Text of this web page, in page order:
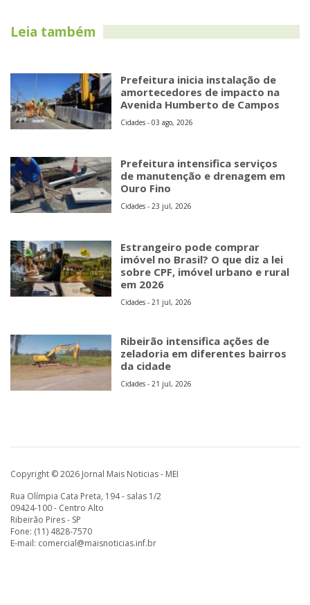
Leia também
Prefeitura inicia instalação de
amortecedores de impacto na
Avenida Humberto de Campos
Cidades - 03 ago, 2026
Prefeitura intensifica serviços
de manutenção e drenagem em
Ouro Fino
Cidades - 23 jul, 2026
Estrangeiro pode comprar
imóvel no Brasil? O que diz a lei
sobre CPF, imóvel urbano e rural
em 2026
Cidades - 21 jul, 2026
Ribeirão intensifica ações de
zeladoria em diferentes bairros
da cidade
Cidades - 21 jul, 2026
Copyright © 2026 Jornal Mais Noticias - MEI
Rua Olímpia Cata Preta, 194 - salas 1/2
09424-100 - Centro Alto
Ribeirão Pires - SP
Fone: (11) 4828-7570
E-mail: comercial@maisnoticias.inf.br